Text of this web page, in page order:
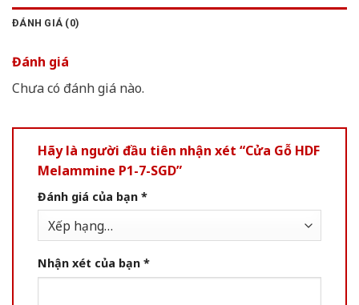
ĐÁNH GIÁ (0)
Đánh giá
Chưa có đánh giá nào.
Hãy là người đầu tiên nhận xét “Cửa Gỗ HDF
Melammine P1-7-SGD”
Đánh giá của bạn *
Nhận xét của bạn *